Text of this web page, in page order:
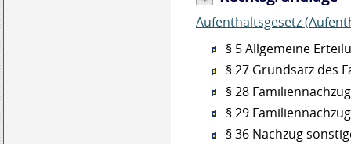
Aufenthaltsgesetz
§ 5 Allgemeine
§ 27 Grundsatz des
§ 28
§ 29
§ 36 Nachzug